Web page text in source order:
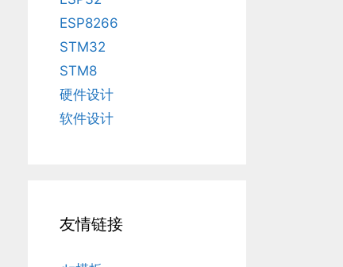
ESP8266
STM32
STM8
硬件设计
软件设计
友情链接